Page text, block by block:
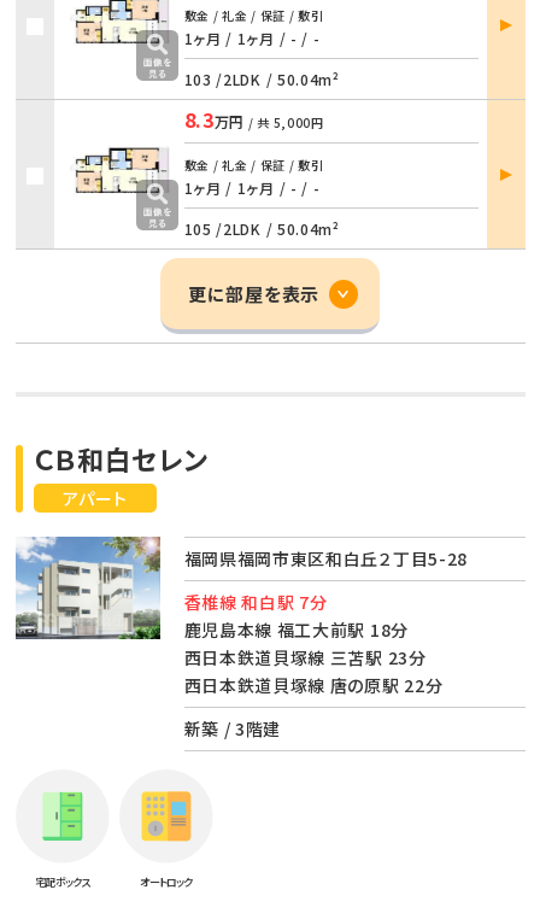
敷金 / 礼金 / 保証 / 敷引
1ヶ月 / 1ヶ月 / - / -
103 /2LDK / 50.04m²
部屋
詳細
8.3万円 / 共 5,000円
敷金 / 礼金 / 保証 / 敷引
1ヶ月 / 1ヶ月 / - / -
105 /2LDK / 50.04m²
部屋
詳細
更に部屋を表示
アパート
ＣＢ和白セレン
福岡県福岡市東区和白丘２丁目5-28
香椎線 和白駅 7分
鹿児島本線 福工大前駅 18分
西日本鉄道貝塚線 三苫駅 23分
西日本鉄道貝塚線 唐の原駅 22分
新築 / 3階建
宅配ボックス オートロック